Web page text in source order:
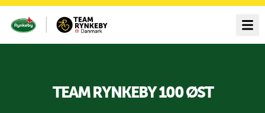
TEAM RYNKEBY 100 ØST